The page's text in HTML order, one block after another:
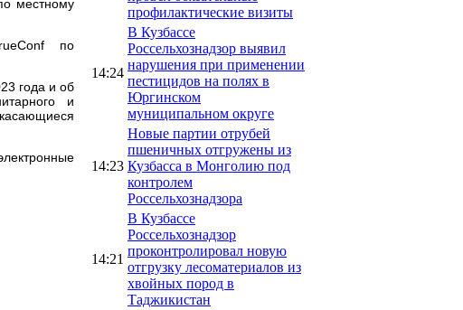
местному
по
года и об
и
профилактические визиты
14:24
В Кузбассе
Россельхознадзор выявил
нарушения при применении
пестицидов на полях в
Юргинском
муниципальном округе
14:23
Новые партии отрубей
пшеничных отгружены из
Кузбасса в Монголию под
контролем
Россельхознадзора
14:21
В Кузбассе
Россельхознадзор
проконтролировал новую
отгрузку лесоматериалов из
хвойных пород в
Таджикистан